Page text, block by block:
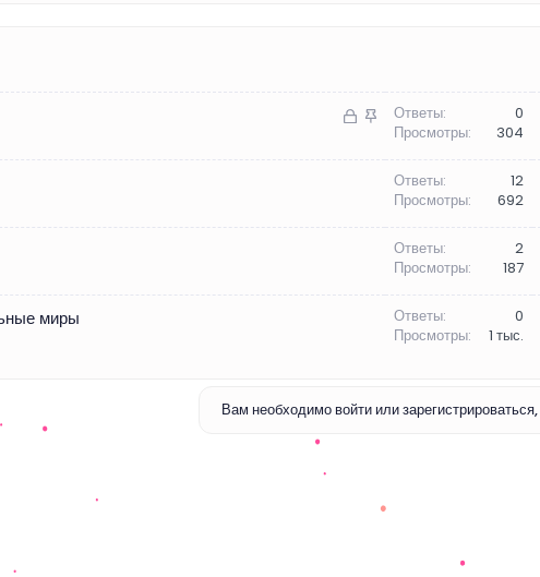
З
к
т
З
к
п
н
Ответы
0
Просмотры
304
Ответы
12
Просмотры
692
Ответы
2
Просмотры
187
миры Ответы
0
Просмотры
1 тыс.
Вам необходимо войти или